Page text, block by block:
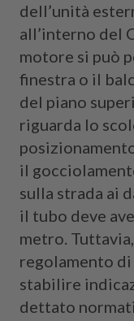
dell’unità
all’interno del
motore si può
finestra o il
del piano
riguarda lo
il
sulla strada ai
il tubo deve
metro.
regolamento
stabilire
dettato